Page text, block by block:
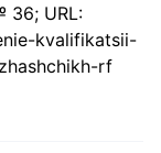
36; URL:
kvalifikatsii-
rf